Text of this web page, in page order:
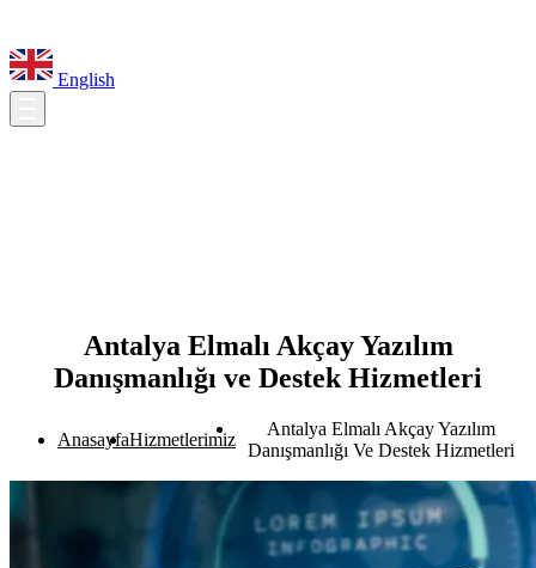
English
Antalya Elmalı Akçay Yazılım
Danışmanlığı ve Destek Hizmetleri
AnasayfaHizmetlerimiz
Antalya Elmalı Akçay Yazılım
Danışmanlığı Ve Destek Hizmetleri